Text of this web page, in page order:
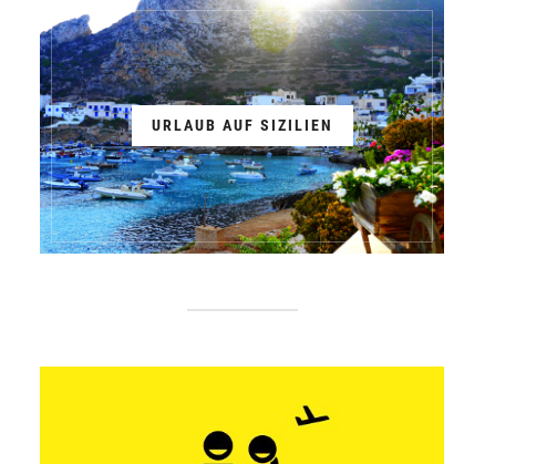
URLAUB AUF SIZILIEN